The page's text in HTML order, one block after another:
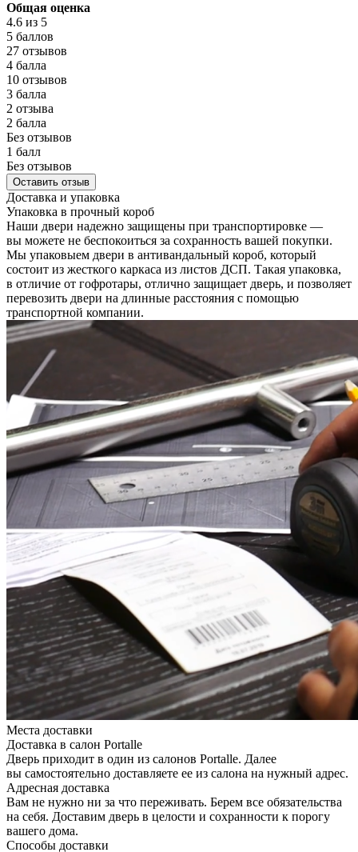
Общая оценка
4.6 из 5
5 баллов
27 отзывов
4 балла
10 отзывов
3 балла
2 отзыва
2 балла
Без отзывов
1 балл
Без отзывов
Оставить отзыв
Доставка и упаковка
Упаковка в прочный короб
Наши двери надежно защищены при транспортировке —
вы можете не беспокоиться за сохранность вашей покупки.
Мы упаковыем двери в антивандальный короб, который
состоит из жесткого каркаса из листов ДСП. Такая упаковка,
в отличие от гофротары, отлично защищает дверь, и позволяет
перевозить двери на длинные расстояния с помощью
транспортной компании.
Места доставки
Доставка в салон Portalle
Дверь приходит в один из салонов Portalle. Далее
вы самостоятельно доставляете ее из салона на нужный адрес.
Адресная доставка
Вам не нужно ни за что переживать. Берем все обязательства
на себя. Доставим дверь в целости и сохранности к порогу
вашего дома.
Способы доставки